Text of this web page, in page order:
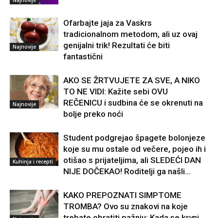
Najnovije
Ofarbajte jaja za Vaskrs
tradicionalnom metodom, ali uz ovaj
genijalni trik! Rezultati će biti
fantastični
Najnovije
AKO SE ŽRTVUJETE ZA SVE, A NIKO
TO NE VIDI: Kažite sebi OVU
REČENICU i sudbina će se okrenuti na
bolje preko noći
Kuhinja i recepti
Student podgrejao špagete bolonjeze
koje su mu ostale od večere, pojeo ih i
otišao s prijateljima, ali SLEDEĆI DAN
NIJE DOČEKAO! Roditelji ga našli...
KAKO PREPOZNATI SIMPTOME
TROMBA? Ovo su znakovi na koje